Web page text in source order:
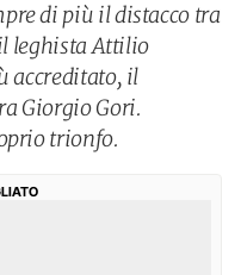
di più il distacco tra
leghista Attilio
accreditato, il
Giorgio Gori.
trionfo.